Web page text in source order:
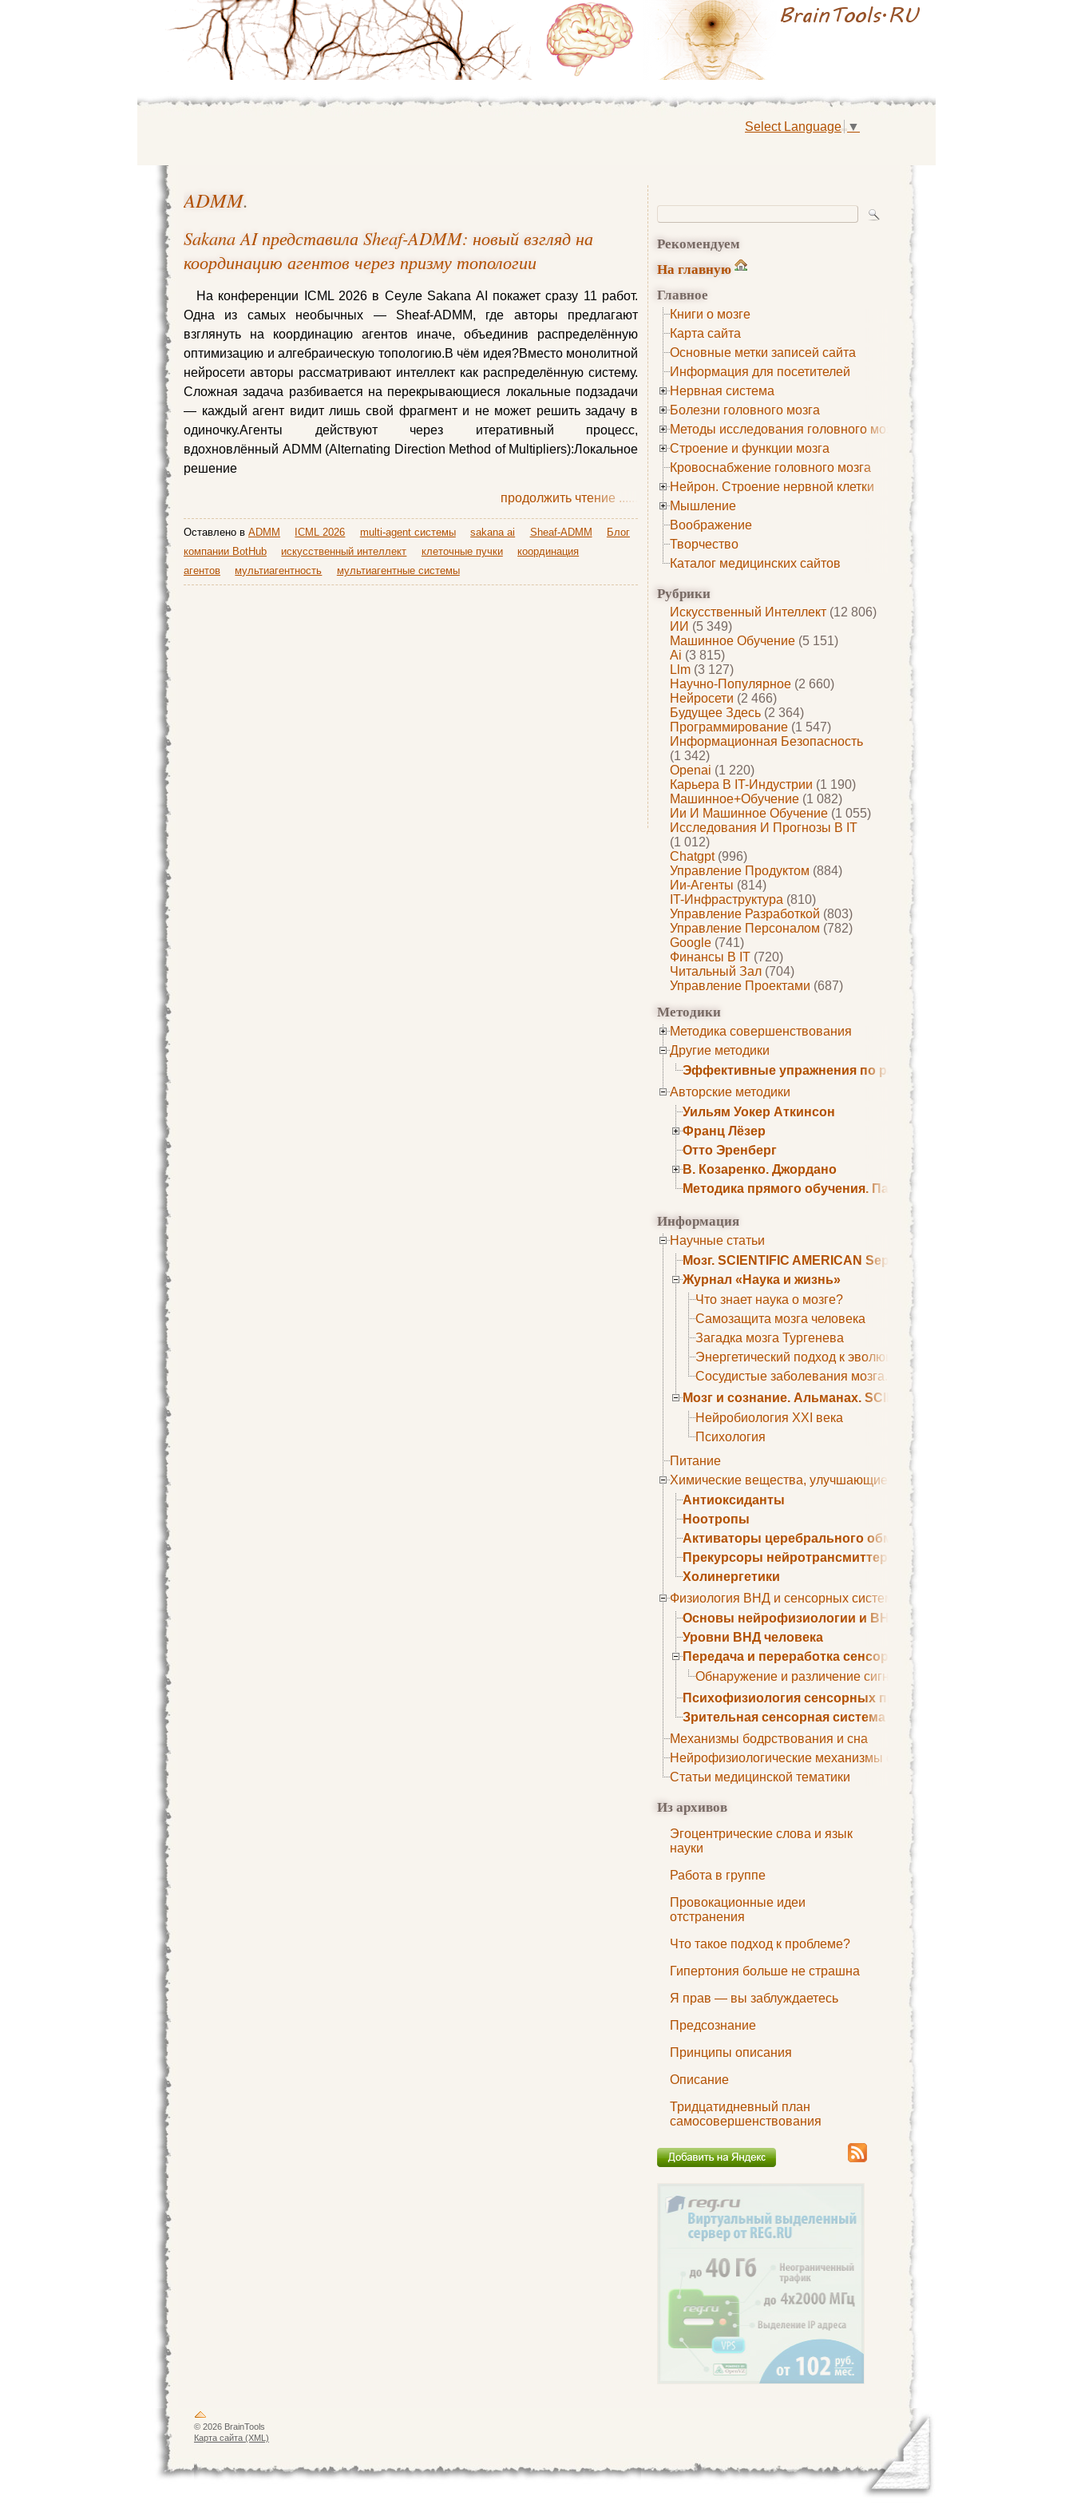
Select Language ▼
Рекомендуем
На главную
Главное
Книги о мозге
Карта сайта
Основные метки записей сайта
Информация для посетителей
Нервная система
Болезни головного мозга
Методы исследования головного мозга
Строение и функции мозга
Кровоснабжение головного мозга
Нейрон. Строение нервной клетки
Мышление
Воображение
Творчество
Каталог медицинских сайтов
Рубрики
Искусственный Интеллект (12 806)
ИИ (5 349)
Машинное Обучение (5 151)
Ai (3 815)
Llm (3 127)
Научно-Популярное (2 660)
Нейросети (2 466)
Будущее Здесь (2 364)
Программирование (1 547)
Информационная Безопасность
(1 342)
Openai (1 220)
Карьера В IT-Индустрии (1 190)
Машинное+обучение (1 082)
Ии И Машинное Обучение (1 055)
Исследования И Прогнозы В IT
(1 012)
Chatgpt(996)
Управление Продуктом (884)
Ии-Агенты (814)
IT-Инфраструктура (810)
Управление Разработкой (803)
Управление Персоналом (782)
Google (741)
Финансы В IT (720)
Читальный Зал (704)
Управление Проектами (687)
Методики
Методика совершенствования
Другие методики
Эффективные упражнения по развитию памяти
Авторские методики
Уильям Уокер Аткинсон
Франц Лёзер
Отто Эренберг
В. Козаренко. Джордано
Методика прямого обучения. Пауль Шелли
Информация
Научные статьи
Мозг. SCIENTIFIC AMERICAN September 1979
Журнал «Наука и жизнь»
Что знает наука о мозге?
Самозащита мозга человека
Загадка мозга Тургенева
Энергетический подход к эволюции мозга
Сосудистые заболевания мозга. Все может начаться с
Мозг и сознание. Альманах. SCIENTIFIC AMERICAN
Нейробиология XXI века
Психология
Питание
Химические вещества, улучшающие умственные способности
Антиоксиданты
Ноотропы
Активаторы церебрального обмена веществ
Прекурсоры нейротрансмиттеров
Холинергетики
Физиология ВНД и сенсорных систем
Основы нейрофизиологии и ВНД
Уровни ВНД человека
Передача и переработка сенсорных сигналов
Обнаружение и различение сигналов. Сенсорная рецепция
Психофизиология сенсорных процессов
Зрительная сенсорная система
Механизмы бодрствования и сна
Нейрофизиологические механизмы сна
Статьи медицинской тематики
Из архивов
Эгоцентрические слова и язык
науки
Работа в группе
Провокационные идеи
отстранения
Что такое подход к проблеме?
Гипертония больше не страшна
Я прав — вы заблуждаетесь
Предсознание
Принципы описания
Описание
Тридцатидневный план
самосовершенствования
ADMM.
Sakana AI представила Sheaf-ADMM: новый взгляд на
координацию агентов через призму топологии
На конференции ICML 2026 в Сеуле Sakana AI покажет сразу 11 работ.
Одна из самых необычных — Sheaf-ADMM, где авторы предлагают
взглянуть на координацию агентов иначе, объединив распределённую
оптимизацию и алгебраическую топологию.В чём идея?Вместо монолитной
нейросети авторы рассматривают интеллект как распределённую систему.
Сложная задача разбивается на перекрывающиеся локальные подзадачи
— каждый агент видит лишь свой фрагмент и не может решить задачу в
одиночку.Агенты действуют через итеративный процесс,
вдохновлённый ADMM (Alternating Direction Method of Multipliers):Локальное
решение
продолжить чтение ......
Оставлено в ADMM ICML 2026 multi-agent системы sakana ai Sheaf-ADMM
Блог
компании BotHub
искусственный интеллект клеточные пучки
координация
агентов
мультиагентность мультиагентные системы
© 2026 BrainTools
Карта сайта (XML)